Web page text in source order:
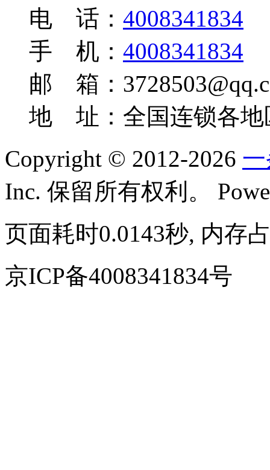
电 话： 4008341834
手 机： 4008341834
邮 箱：
地 址：全国连锁各地
Copyright © 2012-2026
Inc. 保留所有权利。
页面耗时0.0143秒, 内存
京ICP备4008341834号